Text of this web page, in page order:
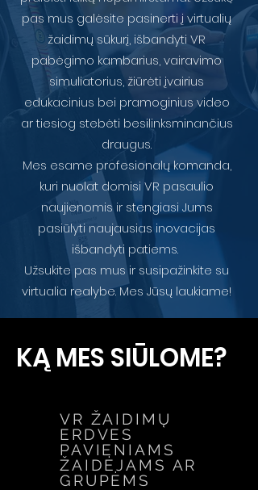
pas mus galėsite pasinerti į virtualių
žaidimų sūkurį, išbandyti VR
pabėgimo kambarius, vairavimo
simuliatorius, žiūrėti įvairius
edukacinius bei pramoginius video
ar tiesiog stebėti besilinksminančius
draugus.
Mes esame profesionalų komanda,
kuri nuolat domisi VR pasaulio
naujienomis ir stengiasi Jums
pasiūlyti naujausias inovacijas
išbandyti patiems.
Užsukite pas mus ir susipažinkite su
virtualia realybe. Mes Jūsų laukiame!
KĄ MES SIŪLOME?
VR ŽAIDIMŲ
ERDVES
PAVIENIAMS
ŽAIDĖJAMS AR
GRUPĖMS